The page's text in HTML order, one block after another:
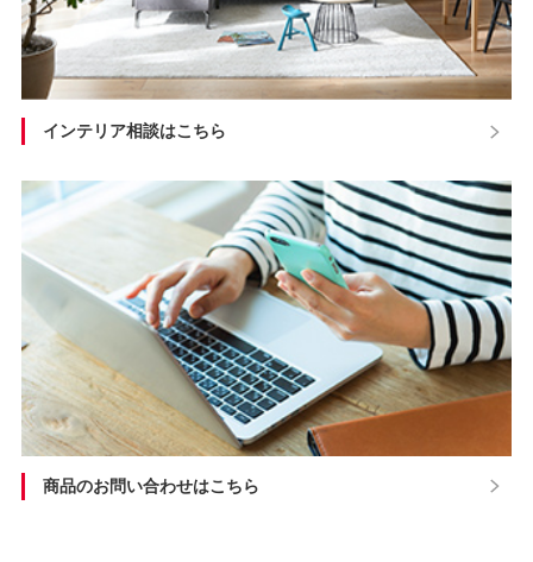
インテリア相談はこちら
商品のお問い合わせはこちら